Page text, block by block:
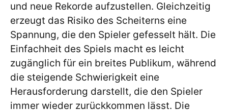
und neue Rekorde aufzustellen. Gleichzeitig
erzeugt das Risiko des Scheiterns eine
Spannung, die den Spieler gefesselt hält. Die
Einfachheit des Spiels macht es leicht
zugänglich für ein breites Publikum, während
die steigende Schwierigkeit eine
Herausforderung darstellt, die den Spieler
immer wieder zurückkommen lässt. Die